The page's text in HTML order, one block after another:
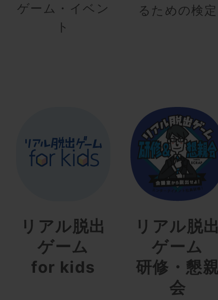
ゲーム・イベン
ト
るための検定
リアル脱出
ゲーム
for kids
リアル脱
ゲーム
研修・懇
会